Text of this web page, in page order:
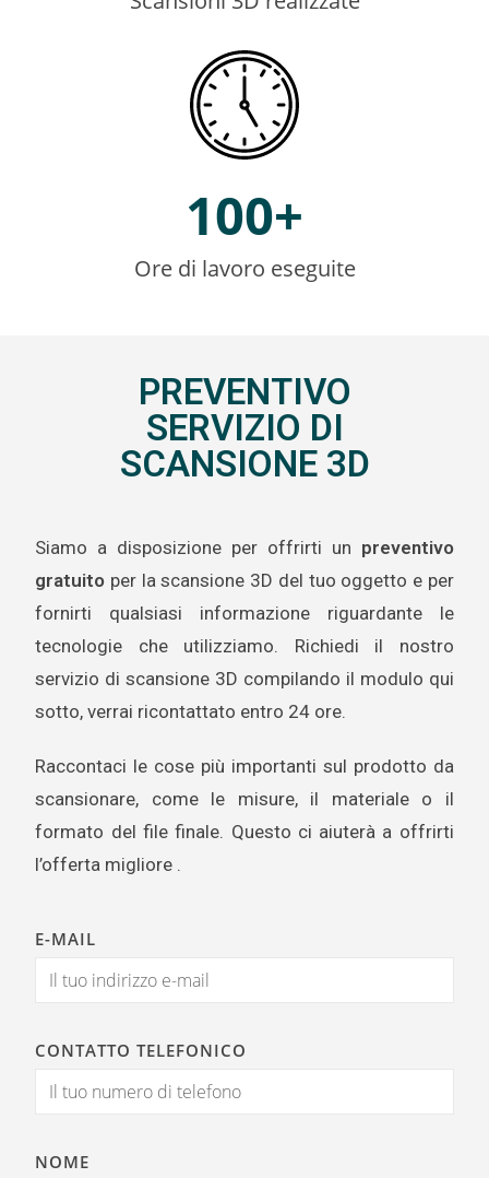
100+
Ore di lavoro eseguite
PREVENTIVO
SERVIZIO DI
SCANSIONE 3D
Siamo a disposizione per offrirti un preventivo
gratuito per la scansione 3D del tuo oggetto e per
fornirti qualsiasi informazione riguardante le
tecnologie che utilizziamo. Richiedi il nostro
servizio di scansione 3D compilando il modulo qui
sotto, verrai ricontattato entro 24 ore.
Raccontaci le cose più importanti sul prodotto da
scansionare, come le misure, il materiale o il
formato del file finale. Questo ci aiuterà a offrirti
l’offerta migliore .
E-MAIL
CONTATTO TELEFONICO
NOME